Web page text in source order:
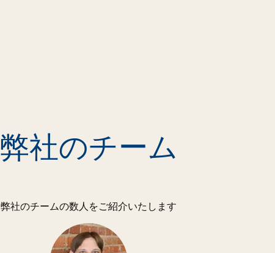
弊社のチーム
弊社のチームの数人をご紹介いたします